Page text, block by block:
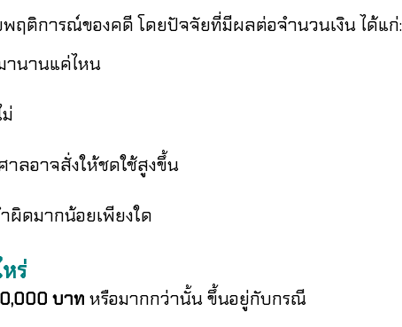
การณ์ของคดี โดยปัจจัยที่มีผลต่อจำนวนเงิน ได้แก่:
านานแค่ไหน
ลอาจสั่งให้ชดใช้สูงขึ้น
ผิดมากน้อยเพียงใด
ร่
บาท หรือมากกว่านั้น ขึ้นอยู่กับกรณี